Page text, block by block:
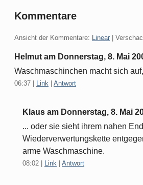
Kommentare
Ansicht der Kommentare: Linear |
Helmut am Donnerstag, 8. Mai
Waschmaschinchen macht sich
06:37 Link Antwort
Klaus am Donnerstag, 8. Mai
... oder sie sieht ihrem nahen
Wiederverwertungskette
arme Waschmaschine.
08:02 Link Antwort